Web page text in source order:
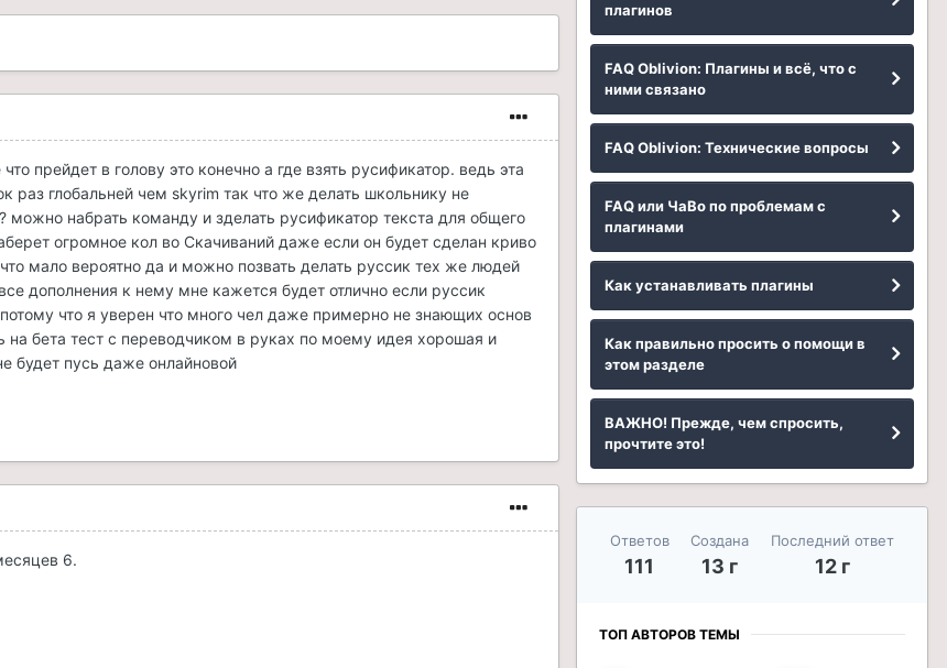
прейдет в голову это конечно а где взять русификатор. ведь эта
раз глобальней чем skyrim так что же делать школьнику не
можно набрать команду и зделать русификатор текста для общего
огромное кол во Скачиваний даже если он будет сделан криво
мало вероятно да и можно позвать делать руссик тех же людей
дополнения к нему мне кажется будет отлично если руссик
что я уверен что много чел даже примерно не знающих основ
на бета тест с переводчиком в руках по моему идея хорошая и
будет пусь даже онлайновой
6.
плагинов
FAQ Oblivion: Плагины и всё, что с
ними связано
FAQ Oblivion: Технические вопросы
FAQ или ЧаВо по проблемам с
плагинами
Как устанавливать плагины
Как правильно просить о помощи в
этом разделе
ВАЖНО! Прежде, чем спросить,
прочтите это!
Ответов
111
Создана
13 г
Последний ответ
12 г
ТОП АВТОРОВ ТЕМЫ